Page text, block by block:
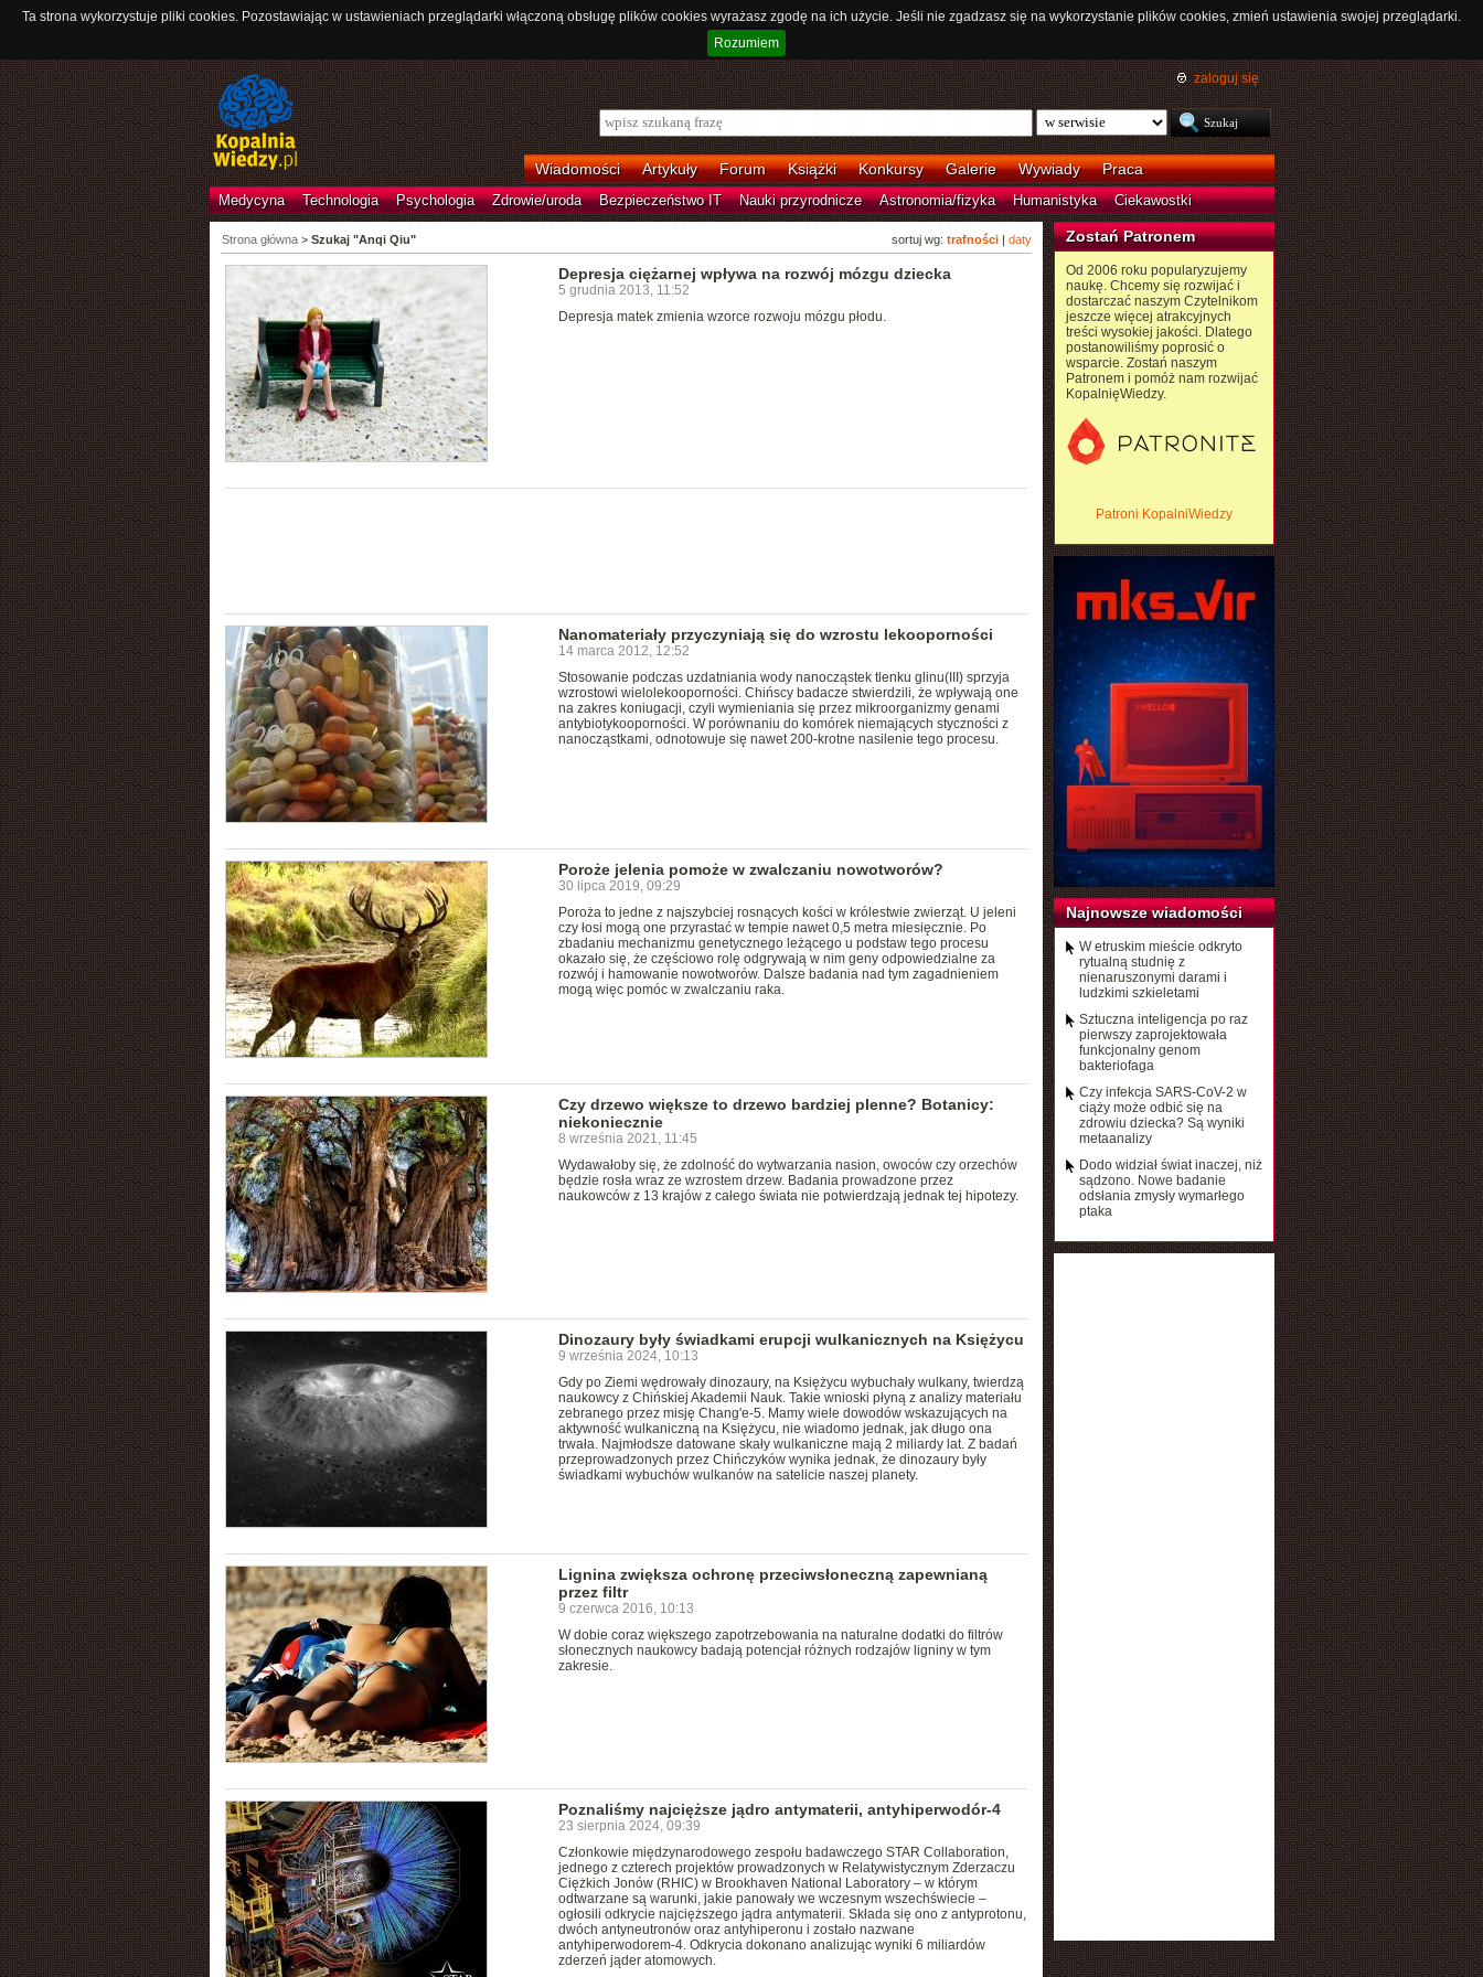
Ta strona wykorzystuje pliki cookies. Pozostawiając w ustawieniach przeglądarki włączoną obsługę plików cookies wyrażasz zgodę na ich użycie. Jeśli nie zgadzasz się na wykorzystanie plików cookies, zmień ustawienia swojej przeglądarki.
Rozumiem
zaloguj się
Wiadomości Artykuły Forum Książki Konkursy Galerie Wywiady Praca
Medycyna Technologia Psychologia Zdrowie/uroda Bezpieczeństwo IT Nauki przyrodnicze Astronomia/fizyka Humanistyka Ciekawostki
sortuj wg: trafności| daty
Strona główna> Szukaj "Anqi Qiu"
Depresja ciężarnej wpływa na rozwój mózgu dziecka
5 grudnia 2013, 11:52
Depresja matek zmienia wzorce rozwoju mózgu płodu.
Nanomateriały przyczyniają się do wzrostu lekooporności
14 marca 2012, 12:52
Stosowanie podczas uzdatniania wody nanocząstek tlenku glinu(III) sprzyja
wzrostowi wielolekooporności. Chińscy badacze stwierdzili, że wpływają one
na zakres koniugacji, czyli wymieniania się przez mikroorganizmy genami
antybiotykooporności. W porównaniu do komórek niemających styczności z
nanocząstkami, odnotowuje się nawet 200-krotne nasilenie tego procesu.
Poroże jelenia pomoże w zwalczaniu nowotworów?
30 lipca 2019, 09:29
Poroża to jedne z najszybciej rosnących kości w królestwie zwierząt. U jeleni
czy łosi mogą one przyrastać w tempie nawet 0,5 metra miesięcznie. Po
zbadaniu mechanizmu genetycznego leżącego u podstaw tego procesu
okazało się, że częściowo rolę odgrywają w nim geny odpowiedzialne za
rozwój i hamowanie nowotworów. Dalsze badania nad tym zagadnieniem
mogą więc pomóc w zwalczaniu raka.
Czy drzewo większe to drzewo bardziej plenne? Botanicy:
niekoniecznie
8 września 2021, 11:45
Wydawałoby się, że zdolność do wytwarzania nasion, owoców czy orzechów
będzie rosła wraz ze wzrostem drzew. Badania prowadzone przez
naukowców z 13 krajów z całego świata nie potwierdzają jednak tej hipotezy.
Dinozaury były świadkami erupcji wulkanicznych na Księżycu
9 września 2024, 10:13
Gdy po Ziemi wędrowały dinozaury, na Księżycu wybuchały wulkany, twierdzą
naukowcy z Chińskiej Akademii Nauk. Takie wnioski płyną z analizy materiału
zebranego przez misję Chang'e-5. Mamy wiele dowodów wskazujących na
aktywność wulkaniczną na Księżycu, nie wiadomo jednak, jak długo ona
trwała. Najmłodsze datowane skały wulkaniczne mają 2 miliardy lat. Z badań
przeprowadzonych przez Chińczyków wynika jednak, że dinozaury były
świadkami wybuchów wulkanów na satelicie naszej planety.
Lignina zwiększa ochronę przeciwsłoneczną zapewnianą
przez filtr
9 czerwca 2016, 10:13
W dobie coraz większego zapotrzebowania na naturalne dodatki do filtrów
słonecznych naukowcy badają potencjał różnych rodzajów ligniny w tym
zakresie.
Poznaliśmy najcięższe jądro antymaterii, antyhiperwodór-4
23 sierpnia 2024, 09:39
Członkowie międzynarodowego zespołu badawczego STAR Collaboration,
jednego z czterech projektów prowadzonych w Relatywistycznym Zderzaczu
Ciężkich Jonów (RHIC) w Brookhaven National Laboratory – w którym
odtwarzane są warunki, jakie panowały we wczesnym wszechświecie –
ogłosili odkrycie najcięższego jądra antymaterii. Składa się ono z antyprotonu,
dwóch antyneutronów oraz antyhiperonu i zostało nazwane
antyhiperwodorem-4. Odkrycia dokonano analizując wyniki 6 miliardów
zderzeń jąder atomowych.
Zostań Patronem
Od 2006 roku popularyzujemy
naukę. Chcemy się rozwijać i
dostarczać naszym Czytelnikom
jeszcze więcej atrakcyjnych
treści wysokiej jakości. Dlatego
postanowiliśmy poprosić o
wsparcie. Zostań naszym
Patronem i pomóż nam rozwijać
KopalnięWiedzy.
Patroni KopalniWiedzy
Najnowsze wiadomości
W etruskim mieście odkryto
rytualną studnię z
nienaruszonymi darami i
ludzkimi szkieletami
Sztuczna inteligencja po raz
pierwszy zaprojektowała
funkcjonalny genom
bakteriofaga
Czy infekcja SARS-CoV-2 w
ciąży może odbić się na
zdrowiu dziecka? Są wyniki
metaanalizy
Dodo widział świat inaczej, niż
sądzono. Nowe badanie
odsłania zmysły wymarłego
ptaka